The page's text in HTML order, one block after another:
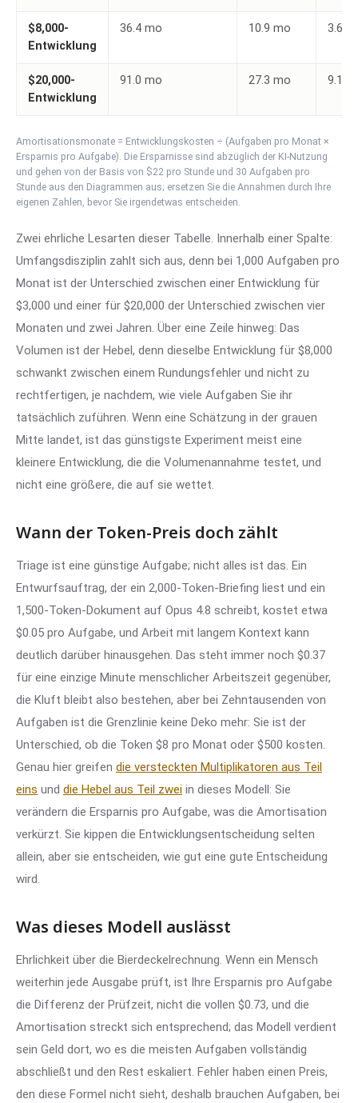
$8,000-
Entwicklung
36.4 mo 10.9 mo 3.6
$20,000-
Entwicklung
91.0 mo 27.3 mo 9.1
Amortisationsmonate = Entwicklungskosten ÷ (Aufgaben pro Monat ×
Ersparnis pro Aufgabe). Die Ersparnisse sind abzüglich der KI-Nutzung
und gehen von der Basis von $22 pro Stunde und 30 Aufgaben pro
Stunde aus den Diagrammen aus; ersetzen Sie die Annahmen durch Ihre
eigenen Zahlen, bevor Sie irgendetwas entscheiden.
Zwei ehrliche Lesarten dieser Tabelle. Innerhalb einer Spalte:
Umfangsdisziplin zahlt sich aus, denn bei 1,000 Aufgaben pro
Monat ist der Unterschied zwischen einer Entwicklung für
$3,000 und einer für $20,000 der Unterschied zwischen vier
Monaten und zwei Jahren. Über eine Zeile hinweg: Das
Volumen ist der Hebel, denn dieselbe Entwicklung für $8,000
schwankt zwischen einem Rundungsfehler und nicht zu
rechtfertigen, je nachdem, wie viele Aufgaben Sie ihr
tatsächlich zuführen. Wenn eine Schätzung in der grauen
Mitte landet, ist das günstigste Experiment meist eine
kleinere Entwicklung, die die Volumenannahme testet, und
nicht eine größere, die auf sie wettet.
Wann der Token-Preis doch zählt
Triage ist eine günstige Aufgabe; nicht alles ist das. Ein
Entwurfsauftrag, der ein 2,000-Token-Briefing liest und ein
1,500-Token-Dokument auf Opus 4.8 schreibt, kostet etwa
$0.05 pro Aufgabe, und Arbeit mit langem Kontext kann
deutlich darüber hinausgehen. Das steht immer noch $0.37
für eine einzige Minute menschlicher Arbeitszeit gegenüber,
die Kluft bleibt also bestehen, aber bei Zehntausenden von
Aufgaben ist die Grenzlinie keine Deko mehr: Sie ist der
Unterschied, ob die Token $8 pro Monat oder $500 kosten.
Genau hier greifen die versteckten Multiplikatoren aus Teil
eins und die Hebel aus Teil zwei in dieses Modell: Sie
verändern die Ersparnis pro Aufgabe, was die Amortisation
verkürzt. Sie kippen die Entwicklungsentscheidung selten
allein, aber sie entscheiden, wie gut eine gute Entscheidung
wird.
Was dieses Modell auslässt
Ehrlichkeit über die Bierdeckelrechnung. Wenn ein Mensch
weiterhin jede Ausgabe prüft, ist Ihre Ersparnis pro Aufgabe
die Differenz der Prüfzeit, nicht die vollen $0.73, und die
Amortisation streckt sich entsprechend; das Modell verdient
sein Geld dort, wo es die meisten Aufgaben vollständig
abschließt und den Rest eskaliert. Fehler haben einen Preis,
den diese Formel nicht sieht, deshalb brauchen Aufgaben, bei